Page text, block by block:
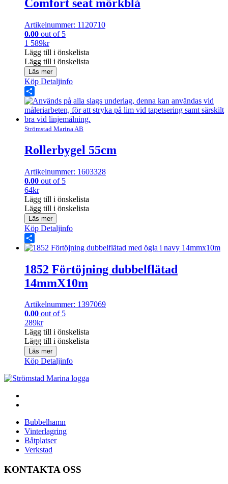
Comfort seat mörkblå
Artikelnummer: 1120710
0.00 out of 5
1 589kr
Lägg till i önskelista
Lägg till i önskelista
Läs mer
Köp Detaljinfo
Share
Strömstad Marina AB
Rollerbygel 55cm
Artikelnummer: 1603328
0.00 out of 5
64kr
Lägg till i önskelista
Lägg till i önskelista
Läs mer
Köp Detaljinfo
Share
1852 Förtöjning dubbelflätad
14mmX10m
Artikelnummer: 1397069
0.00 out of 5
289kr
Lägg till i önskelista
Lägg till i önskelista
Läs mer
Köp Detaljinfo
Bubbelhamn
Vinterlagring
Båtplatser
Verkstad
KONTAKTA OSS